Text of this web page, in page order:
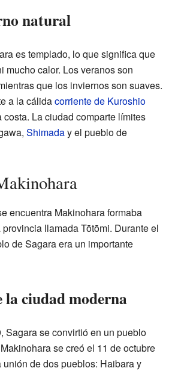
natural
es templado, lo que significa que
mucho calor. Los veranos son
que los inviernos son suaves.
a la cálidacorriente de Kuroshio
La ciudad comparte límites
Shimaday el pueblo de
encuentra Makinohara formaba
llamada Tōtōmi. Durante el
de Sagara era un importante
la ciudad moderna
Sagara se convirtió en un pueblo
se creó el 11 de octubre
de dos pueblos: Haibara y